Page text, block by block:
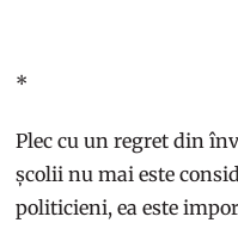
*
Plec cu un regret din
școlii nu mai este
politicieni, ea este